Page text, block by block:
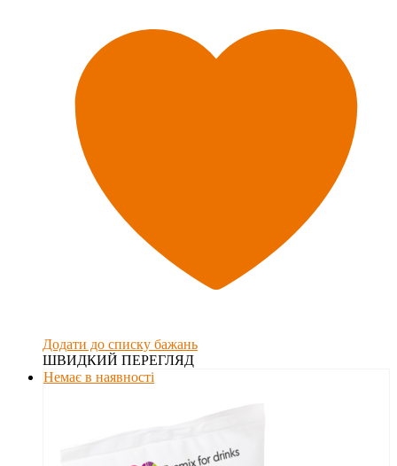
Додати до списку бажань
ШВИДКИЙ ПЕРЕГЛЯД
Немає в наявності